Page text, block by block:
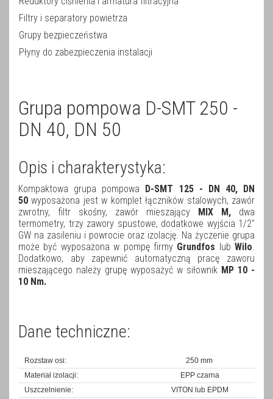
Filtry i separatory powietrza
Grupy bezpieczeństwa
Płyny do zabezpieczenia instalacji
Grupa pompowa D-SMT 250 -
DN 40, DN 50
Opis i charakterystyka:
Kompaktowa grupa pompowa D-SMT 125 - DN 40, DN
50 wyposażona jest w komplet łączników stalowych, zawór
zwrotny, filtr skośny, zawór mieszający MIX M, dwa
termometry, trzy zawory spustowe, dodatkowe wyjścia 1/2"
GW na zasileniu i powrocie oraz izolację. Na życzenie grupa
może być wyposażona w pompę firmy Grundfos lub Wilo
Dodatkowo, aby zapewnić automatyczną pracę zaworu
mieszającego należy grupę wyposażyć w siłownik MP 10 -
10 Nm.
Dane techniczne:
Rozstaw osi:
250 mm
Materiał izolacji:
EPP czarna
Uszczelnienie:
VITON lub EPDM